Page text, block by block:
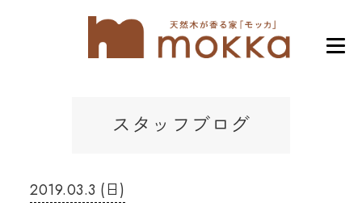
スタッフブログ
2019.03.3 (日)